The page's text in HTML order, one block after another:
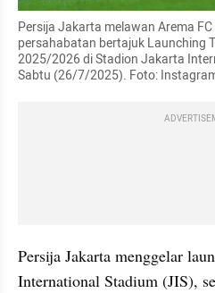
Persija Jakarta melawan Arema
persahabatan bertajuk Launching
2025/2026 di Stadion Jakarta
Sabtu (26/7/2025). Foto:
Persija Jakarta menggelar
International Stadium (JIS),